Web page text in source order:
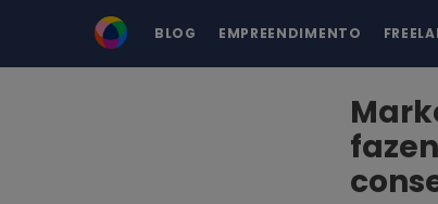
BLOG EMPREENDIMENTO